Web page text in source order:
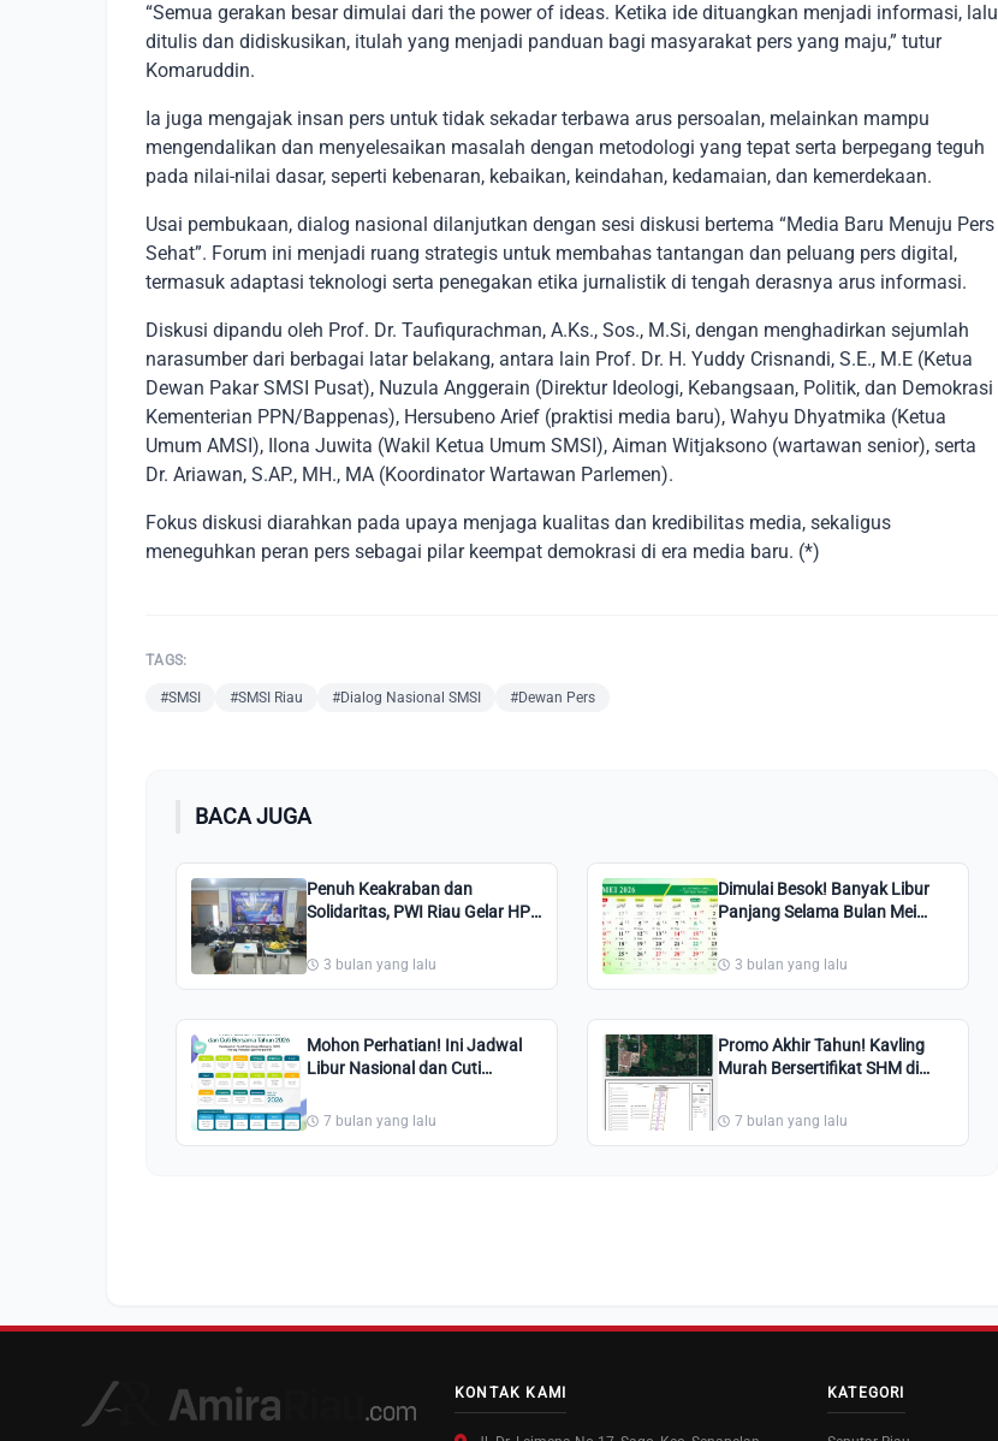
“Semua gerakan besar dimulai dari the power of ideas. Ketika ide dituangkan menjadi informasi, lalu
ditulis dan didiskusikan, itulah yang menjadi panduan bagi masyarakat pers yang maju,” tutur
Komaruddin.
Ia juga mengajak insan pers untuk tidak sekadar terbawa arus persoalan, melainkan mampu
mengendalikan dan menyelesaikan masalah dengan metodologi yang tepat serta berpegang teguh
pada nilai-nilai dasar, seperti kebenaran, kebaikan, keindahan, kedamaian, dan kemerdekaan.
Usai pembukaan, dialog nasional dilanjutkan dengan sesi diskusi bertema “Media Baru Menuju Pers
Sehat”. Forum ini menjadi ruang strategis untuk membahas tantangan dan peluang pers digital,
termasuk adaptasi teknologi serta penegakan etika jurnalistik di tengah derasnya arus informasi.
Diskusi dipandu oleh Prof. Dr. Taufiqurachman, A.Ks., Sos., M.Si, dengan menghadirkan sejumlah
narasumber dari berbagai latar belakang, antara lain Prof. Dr. H. Yuddy Crisnandi, S.E., M.E (Ketua
Dewan Pakar SMSI Pusat), Nuzula Anggerain (Direktur Ideologi, Kebangsaan, Politik, dan Demokrasi
Kementerian PPN/Bappenas), Hersubeno Arief (praktisi media baru), Wahyu Dhyatmika (Ketua
Umum AMSI), Ilona Juwita (Wakil Ketua Umum SMSI), Aiman Witjaksono (wartawan senior), serta
Dr. Ariawan, S.AP., MH., MA (Koordinator Wartawan Parlemen).
Fokus diskusi diarahkan pada upaya menjaga kualitas dan kredibilitas media, sekaligus
meneguhkan peran pers sebagai pilar keempat demokrasi di era media baru. (*)
TAGS:
#SMSI #SMSI Riau #Dialog Nasional SMSI #Dewan Pers
BACA JUGA
Penuh Keakraban dan
Solidaritas, PWI Riau Gelar HPN
Riau3 bulan yang lalu
Dimulai Besok! Banyak Libur
Panjang Selama Bulan Mei
3 bulan yang lalu
Mohon Perhatian! Ini Jadwal
Libur Nasional dan Cuti
7 bulan yang lalu
Promo Akhir Tahun! Kavling
Murah Bersertifikat SHM di
7 bulan yang lalu
KONTAK KAMI KATEGORI